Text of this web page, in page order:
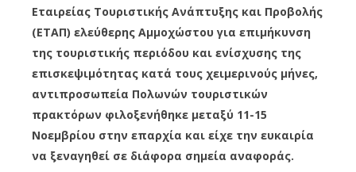
Εταιρείας Τουριστικής Ανάπτυξης και Προβολής
(ΕΤΑΠ) ελεύθερης Αμμοχώστου για επιμήκυνση
της τουριστικής περιόδου και ενίσχυσης της
επισκεψιμότητας κατά τους χειμερινούς μήνες,
αντιπροσωπεία Πολωνών τουριστικών
πρακτόρων φιλοξενήθηκε μεταξύ 11-15
Νοεμβρίου στην επαρχία και είχε την ευκαιρία
να ξεναγηθεί σε διάφορα σημεία αναφοράς.